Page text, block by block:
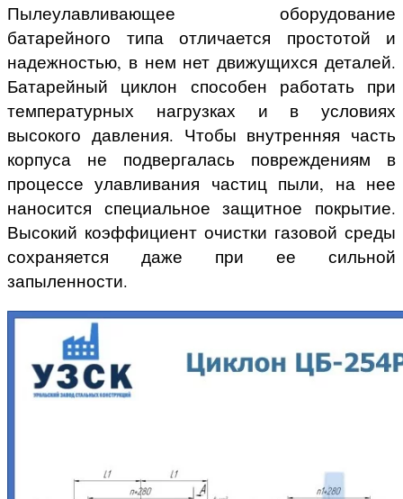
Пылеулавливающее оборудование
батарейного типа отличается простотой и
надежностью, в нем нет движущихся деталей.
Батарейный циклон способен работать при
температурных нагрузках и в условиях
высокого давления. Чтобы внутренняя часть
корпуса не подвергалась повреждениям в
процессе улавливания частиц пыли, на нее
наносится специальное защитное покрытие.
Высокий коэффициент очистки газовой среды
сохраняется даже при ее сильной
запыленности.